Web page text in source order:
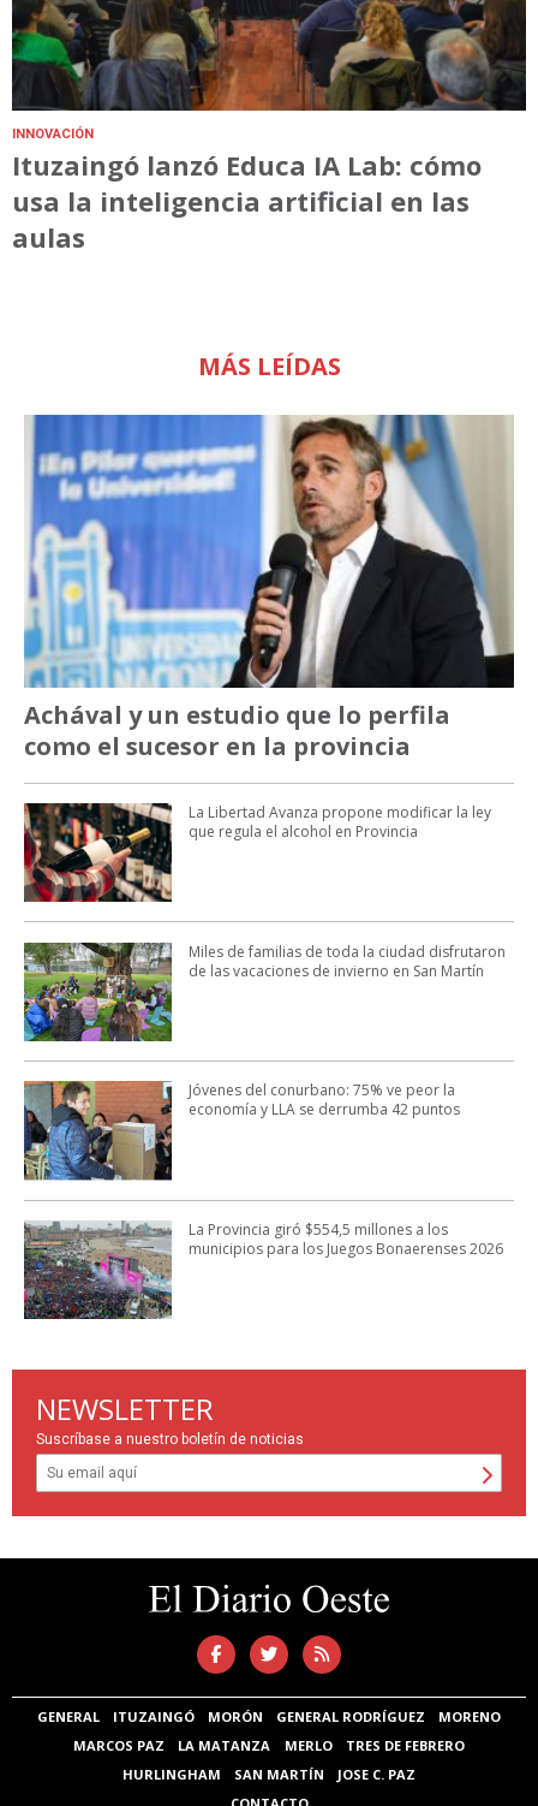
INNOVACIÓN
Ituzaingó lanzó Educa IA Lab: cómo
usa la inteligencia artificial en las
aulas
MÁS LEÍDAS
Achával y un estudio que lo perfila
como el sucesor en la provincia
La Libertad Avanza propone modificar la ley
que regula el alcohol en Provincia
Miles de familias de toda la ciudad disfrutaron
de las vacaciones de invierno en San Martín
Jóvenes del conurbano: 75% ve peor la
economía y LLA se derrumba 42 puntos
La Provincia giró $554,5 millones a los
municipios para los Juegos Bonaerenses 2026
NEWSLETTER
Suscríbase a nuestro boletín de noticias
GENERAL ITUZAINGÓ MORÓN GENERAL RODRÍGUEZ
MORENO
MARCOS PAZ
LA MATANZA MERLO
TRES DE FEBRERO
HURLINGHAM
SAN MARTÍN
JOSE C. PAZ